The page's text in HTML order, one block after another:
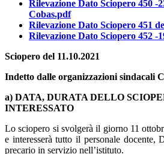
Rilevazione Dato Sciopero 450 -
Cobas.pdf
Rilevazione Dato Sciopero 451
Rilevazione Dato Sciopero 452 -
Sciopero del 11.10.2021
Indetto dalle organizzazioni sindacali
a) DATA, DURATA DELLO
INTERESSATO
Lo sciopero si svolgerà il giorno 11
e interesserà tutto il personale
precario in servizio nell’istituto.